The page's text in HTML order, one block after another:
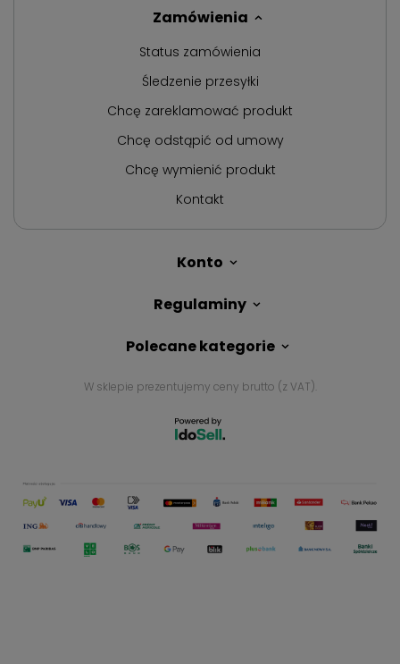
Zamówienia
Status zamówienia
Śledzenie przesyłki
Chcę zareklamować produkt
Chcę odstąpić od umowy
Chcę wymienić produkt
Kontakt
Konto
Regulaminy
Polecane kategorie
W sklepie prezentujemy ceny brutto (z VAT).